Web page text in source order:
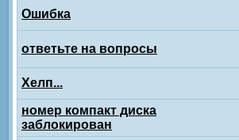
Ошибка
ответьте на вопросы
Хелп...
номер компакт диска
заблокирован